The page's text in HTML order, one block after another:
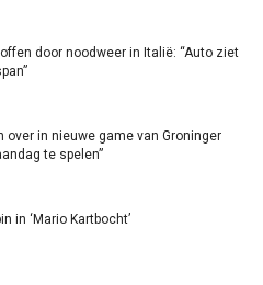
door noodweer in Italië: “Auto ziet
over in nieuwe game van Groninger
te spelen”
in ‘Mario Kartbocht’